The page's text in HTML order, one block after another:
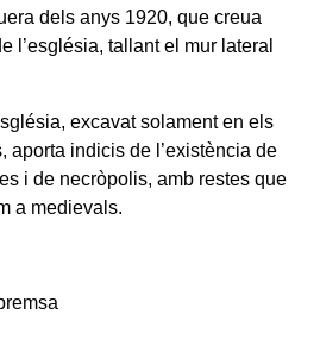
dels anys 1920, que creua
l’església, tallant el mur lateral
excavat solament en els
aporta indicis de l’existència de
i de necròpolis, amb restes que
a medievals.